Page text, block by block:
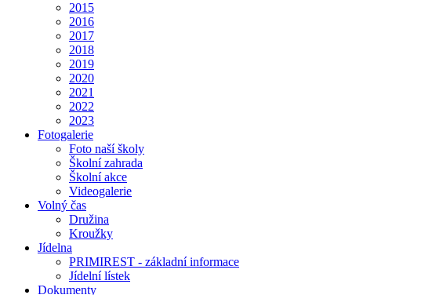
2015
2016
2017
2018
2019
2020
2021
2022
2023
Fotogalerie
Foto naší školy
Školní zahrada
Školní akce
Videogalerie
Volný čas
Družina
Kroužky
Jídelna
PRIMIREST - základní informace
Jídelní lístek
Dokumenty